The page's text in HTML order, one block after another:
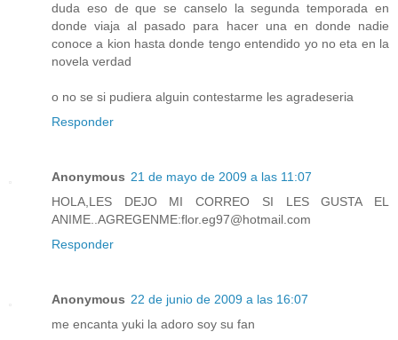
duda eso de que se canselo la segunda temporada en
donde viaja al pasado para hacer una en donde nadie
conoce a kion hasta donde tengo entendido yo no eta en la
novela verdad
o no se si pudiera alguin contestarme les agradeseria
Responder
Anonymous 21 de mayo de 2009 a las 11:07
HOLA,LES DEJO MI CORREO SI LES GUSTA EL
ANIME..AGREGENME:flor.eg97@hotmail.com
Responder
Anonymous 22 de junio de 2009 a las 16:07
me encanta yuki la adoro soy su fan